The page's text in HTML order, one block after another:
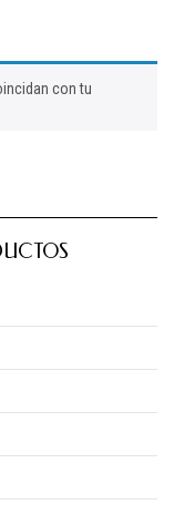
con tu